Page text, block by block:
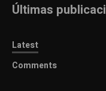
Últimas
Latest
Comments